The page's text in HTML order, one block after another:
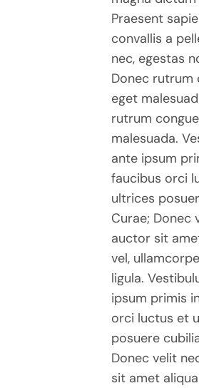
OPTIONS
CHOSEN
PRODUCT
Praesent
convallis a
nec, egestas
Donec rutrum
eget
rutrum
malesuada.
ante ipsum
faucibus orci
ultrices
Curae; Donec
auctor sit
vel,
ligula.
ipsum primis
orci luctus et
posuere
Donec velit
sit amet